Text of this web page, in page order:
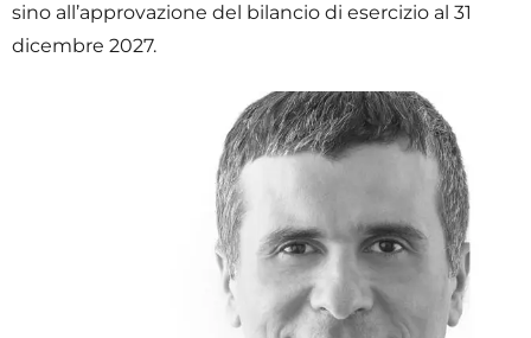
sino all’approvazione del bilancio di esercizio al 31
dicembre 2027.